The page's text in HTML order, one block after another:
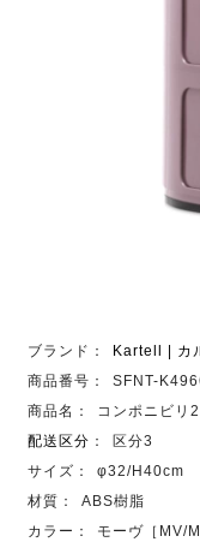
ブランド：
Kartell | カ
商品番号：
SFNT-
商品名：
コンポニビリ
配送区分 ：
区分3
サイズ：
φ32/H40cm
材質：
ABS樹脂
カラー：
モーヴ［MV/